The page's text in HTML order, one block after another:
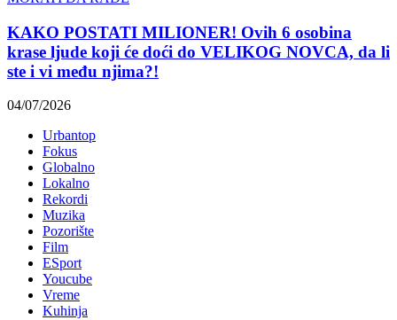
KAKO POSTATI MILIONER! Ovih 6 osobina
krase ljude koji će doći do VELIKOG NOVCA, da li
ste i vi među njima?!
04/07/2026
Urbantop
Fokus
Globalno
Lokalno
Rekordi
Muzika
Pozorište
Film
ESport
Youcube
Vreme
Kuhinja